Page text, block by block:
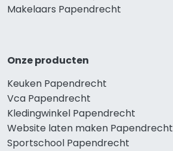
Makelaars Papendrecht
Onze producten
Keuken Papendrecht
Vca Papendrecht
Kledingwinkel Papendrecht
Website laten maken Papendrecht
Sportschool Papendrecht